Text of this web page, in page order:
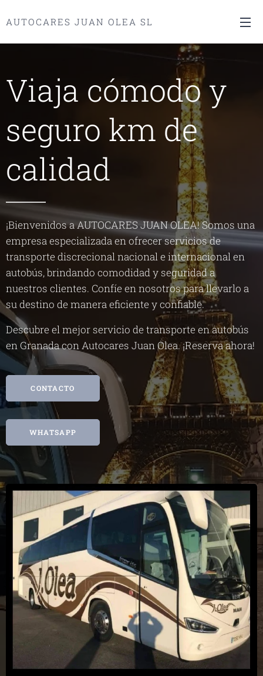
AUTOCARES JUAN OLEA SL
Viaja cómodo y
seguro km de
calidad
¡Bienvenidos a AUTOCARES JUAN OLEA! Somos una
empresa especializada en ofrecer servicios de
transporte discrecional nacional e internacional en
autobús, brindando comodidad y seguridad a
nuestros clientes. Confíe en nosotros para llevarlo a
su destino de manera eficiente y confiable.
Descubre el mejor servicio de transporte en autobús
en Granada con Autocares Juan Olea. ¡Reserva ahora!
CONTACTO
WHATSAPP